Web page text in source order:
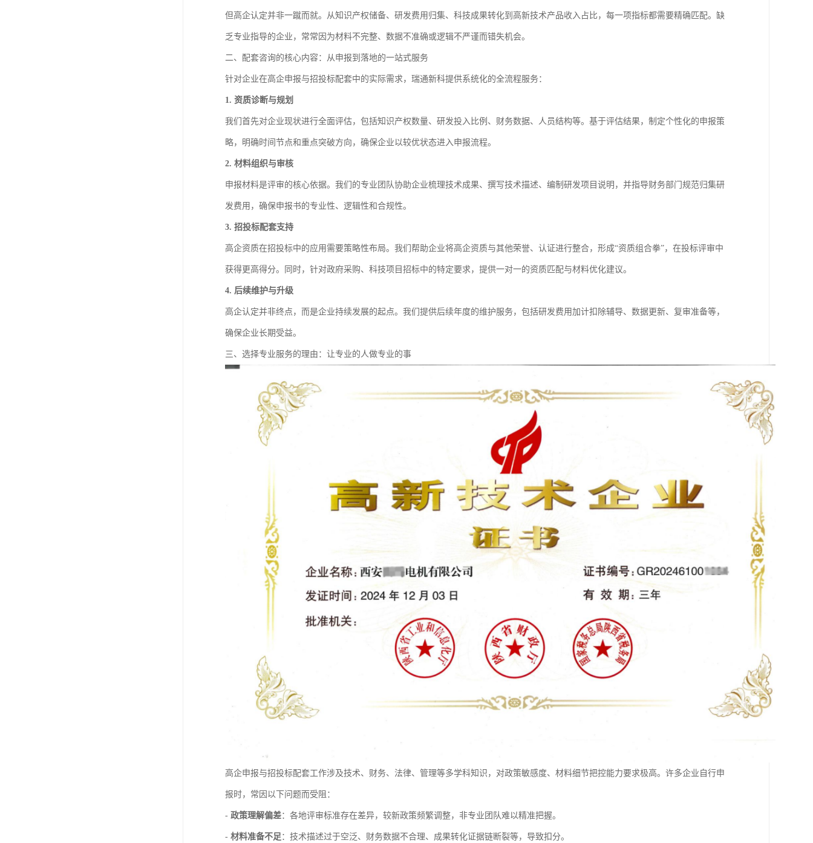
但高企认定并非一蹴而就。从知识产权储备、研发费用归集、科技成果转化到高新技术产品收入占比，每一项指标都需要精确匹配。缺
乏专业指导的企业，常常因为材料不完整、数据不准确或逻辑不严谨而错失机会。
二、配套咨询的核心内容：从申报到落地的一站式服务
针对企业在高企申报与招投标配套中的实际需求，瑞通新科提供系统化的全流程服务：
1. 资质诊断与规划
我们首先对企业现状进行全面评估，包括知识产权数量、研发投入比例、财务数据、人员结构等。基于评估结果，制定个性化的申报策
略，明确时间节点和重点突破方向，确保企业以较优状态进入申报流程。
2. 材料组织与审核
申报材料是评审的核心依据。我们的专业团队协助企业梳理技术成果、撰写技术描述、编制研发项目说明，并指导财务部门规范归集研
发费用，确保申报书的专业性、逻辑性和合规性。
3. 招投标配套支持
高企资质在招投标中的应用需要策略性布局。我们帮助企业将高企资质与其他荣誉、认证进行整合，形成“资质组合拳”，在投标评审中
获得更高得分。同时，针对政府采购、科技项目招标中的特定要求，提供一对一的资质匹配与材料优化建议。
4. 后续维护与升级
高企认定并非终点，而是企业持续发展的起点。我们提供后续年度的维护服务，包括研发费用加计扣除辅导、数据更新、复审准备等，
确保企业长期受益。
三、选择专业服务的理由：让专业的人做专业的事
高企申报与招投标配套工作涉及技术、财务、法律、管理等多学科知识，对政策敏感度、材料细节把控能力要求极高。许多企业自行申
报时，常因以下问题而受阻：
- 政策理解偏差：各地评审标准存在差异，较新政策频繁调整，非专业团队难以精准把握。
- 材料准备不足 ：技术描述过于空泛、财务数据不合理、成果转化证据链断裂等，导致扣分。